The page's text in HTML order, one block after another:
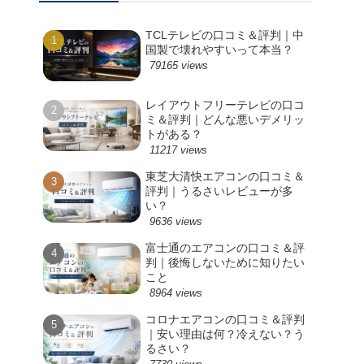
TCLテレビの口コミ＆評判｜中
国製で壊れやすいって本当？
79165 views
レイアウトフリーテレビの口コ
ミ＆評判｜どんな悪いデメリッ
トがある？
11217 views
東芝大清快エアコンの口コミ＆
評判｜うるさいレビューが多
い？
9636 views
富士通のエアコンの口コミ＆評
判｜後悔しないために知りたい
こと
8964 views
コロナエアコンの口コミ＆評判
｜安い理由は何？冷えない？う
るさい？